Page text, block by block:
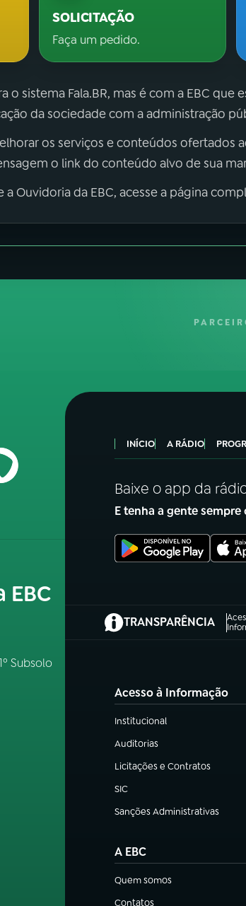
SOLICITAÇÃO
Faça um pedido.
o sistema Fala.BR, mas é com a EBC que
da sociedade com a administração
os serviços e conteúdos ofertados
o link do conteúdo alvo de sua
Ouvidoria da EBC, acesse a página
EBC
Subsolo
INÍCIO A RÁDIO
Baixe o app da
E tenha a gente sempre
TRANSPARÊNCIA
(abre em nova aba)
Acesso à Informação
Institucional
(abre em nova aba)
Auditorias
(abre em nova aba)
Licitações e Contratos
(abre em nova aba)
SIC
(abre em nova aba)
Sanções Administrativas
(abre em nova aba)
A EBC
Quem somos
(abre em nova aba)
Contatos